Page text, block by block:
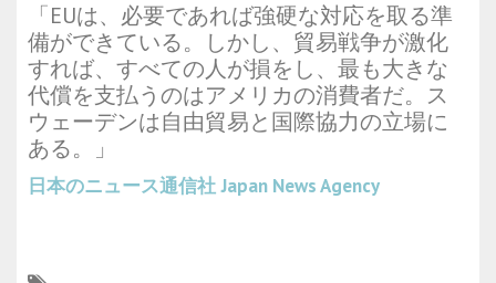
「EUは、必要であれば強硬な対応を取る準
備ができている。しかし、貿易戦争が激化
すれば、すべての人が損をし、最も大きな
代償を支払うのはアメリカの消費者だ。ス
ウェーデンは自由貿易と国際協力の立場に
ある。」
日本のニュース通信社 Japan News Agency